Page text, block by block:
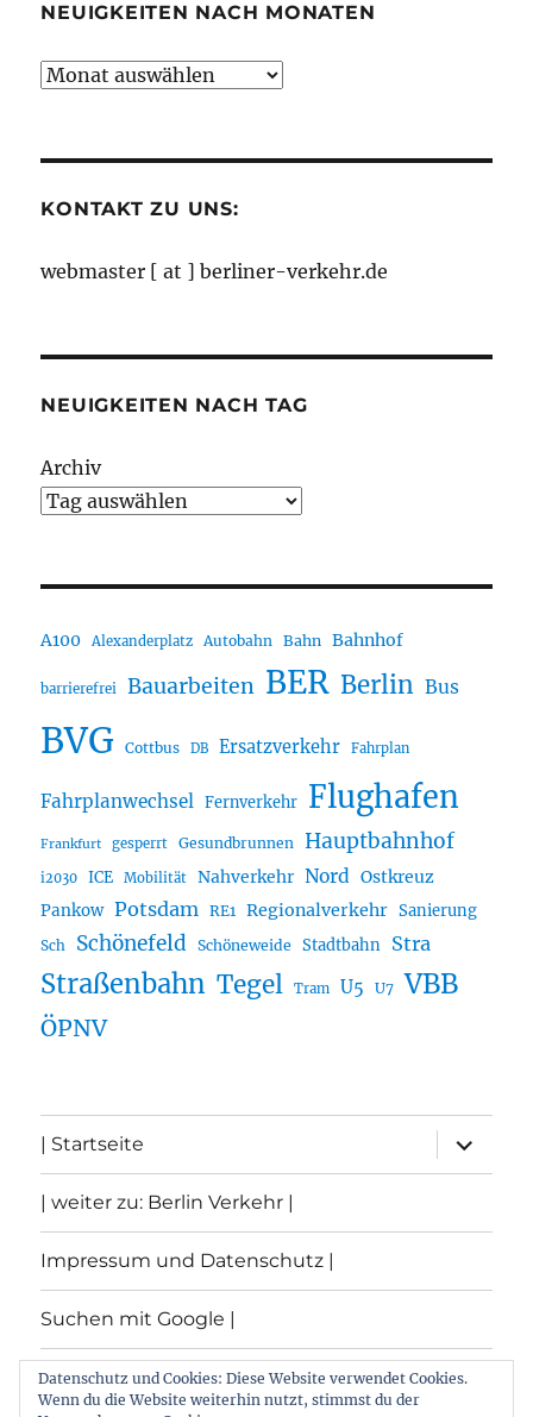
NEUIGKEITEN NACH MONATEN
Neuigkeiten
KONTAKT ZU UNS:
webmaster [ at ] berliner-verkehr.de
NEUIGKEITEN NACH TAG
Archiv
A100 Alexanderplatz Autobahn Bahn Bahnhof
barrierefrei Bauarbeiten BER Berlin Bus
BVG Cottbus DB Ersatzverkehr Fahrplan
Fahrplanwechsel Fernverkehr Flughafen
Frankfurt gesperrt Gesundbrunnen Hauptbahnhof
i2030 ICE Mobilität Nahverkehr Nord Ostkreuz
Pankow Potsdam RE1 Regionalverkehr Sanierung
Sch Schönefeld Schöneweide Stadtbahn Stra
Straßenbahn Tegel Tram U5 U7 VBB
ÖPNV
| Startseite
öffnen
| weiter zu: Berlin Verkehr |
Impressum und Datenschutz |
Suchen mit Google |
Themen
Datenschutz und Cookies: Diese Website verwendet Cookies.
Wenn du die Website weiterhin nutzt, stimmst du der